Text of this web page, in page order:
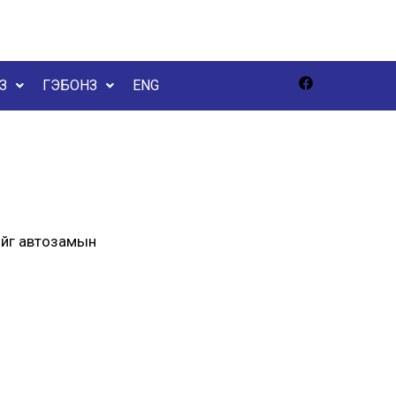
ГЭБОНЗ ENG
автозамын